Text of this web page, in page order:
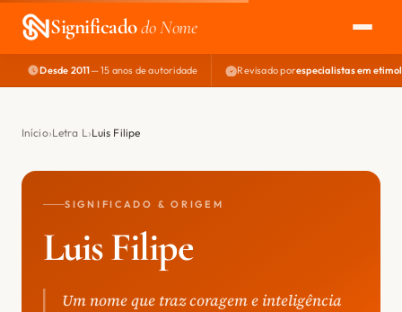
Significadodo Nome
EXPLORAR
NOME PERFEITO
Desde 2011— 15 anos de autoridade Revisado porespecialistas em
Início Letra L Luis Filipe
SIGNIFICADO & ORIGEM
Luis Filipe
Um nome que traz coragem e inteligência